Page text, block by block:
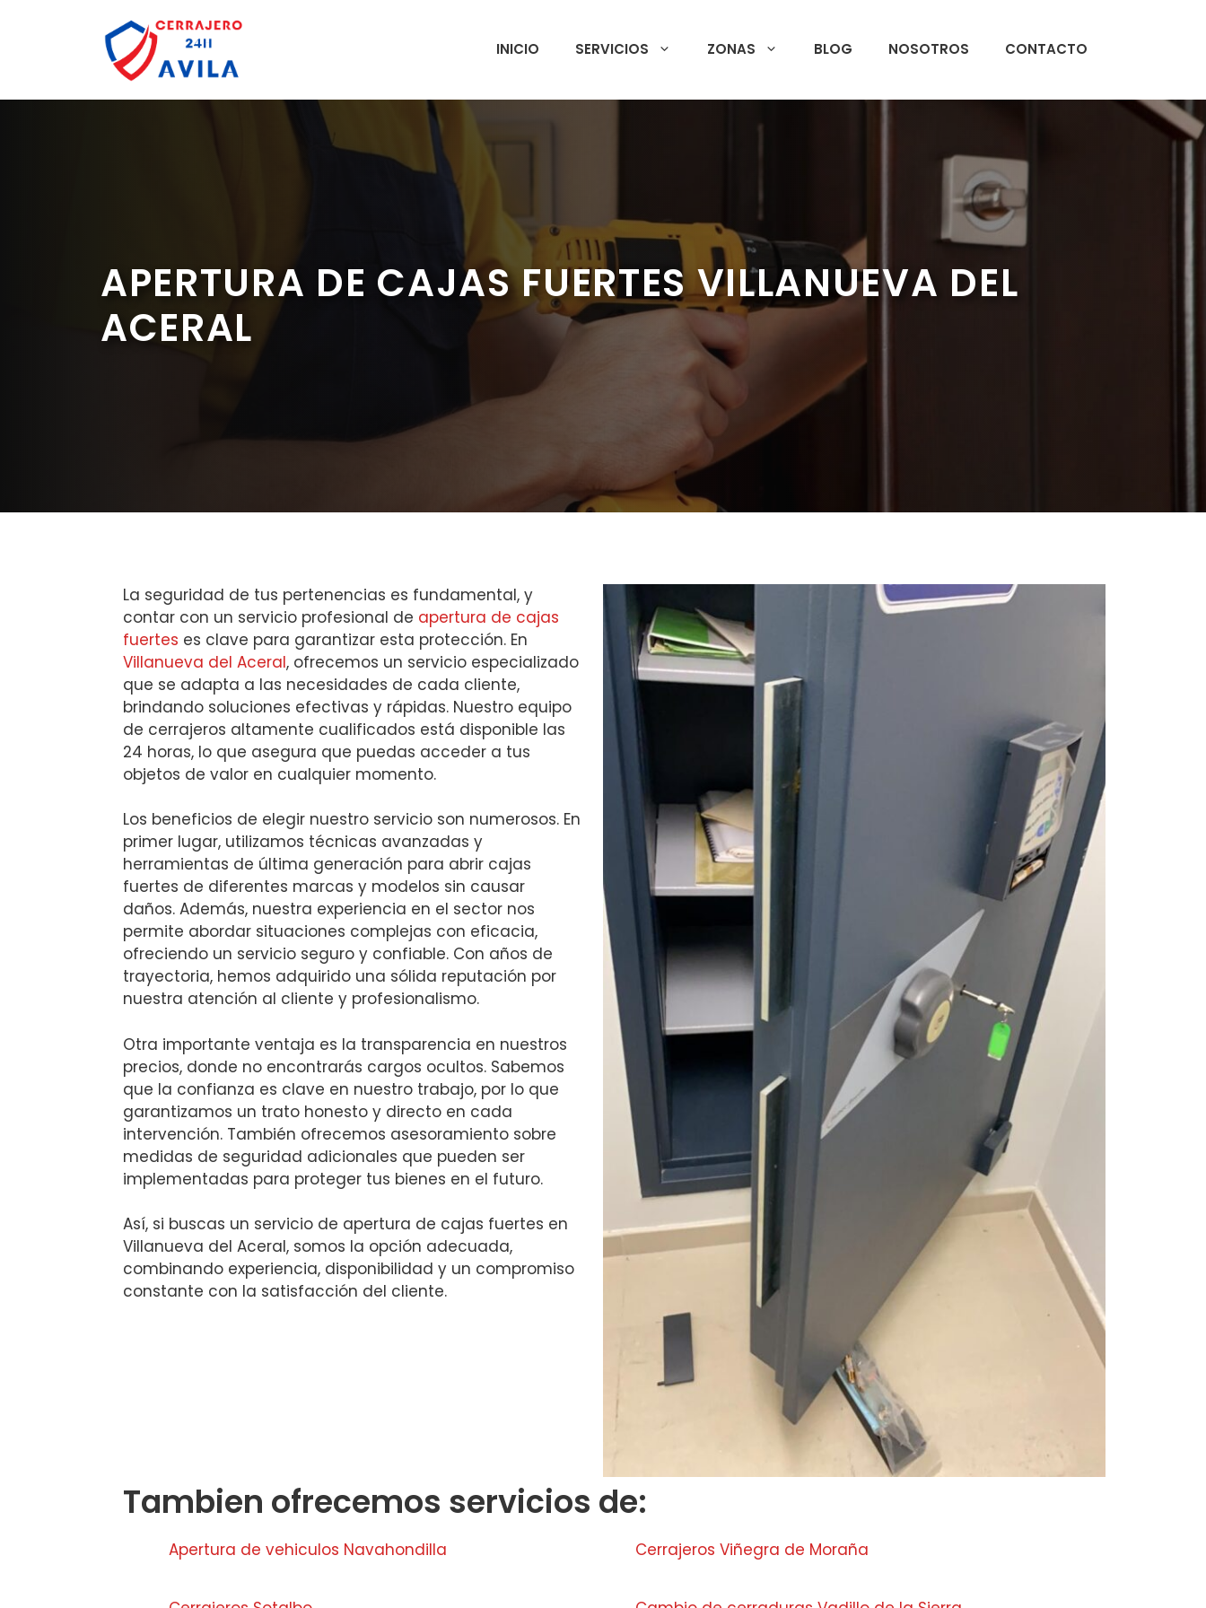
INICIO SERVICIOS ZONAS BLOG NOSOTROS CONTACTO
APERTURA DE CAJAS FUERTES VILLANUEVA DEL
ACERAL
La seguridad de tus pertenencias es fundamental, y
contar con un servicio profesional de apertura de cajas
fuertes es clave para garantizar esta protección. En
Villanueva del Aceral, ofrecemos un servicio especializado
que se adapta a las necesidades de cada cliente,
brindando soluciones efectivas y rápidas. Nuestro equipo
de cerrajeros altamente cualificados está disponible las
24 horas, lo que asegura que puedas acceder a tus
objetos de valor en cualquier momento.
Los beneficios de elegir nuestro servicio son numerosos. En
primer lugar, utilizamos técnicas avanzadas y
herramientas de última generación para abrir cajas
fuertes de diferentes marcas y modelos sin causar
daños. Además, nuestra experiencia en el sector nos
permite abordar situaciones complejas con eficacia,
ofreciendo un servicio seguro y confiable. Con años de
trayectoria, hemos adquirido una sólida reputación por
nuestra atención al cliente y profesionalismo.
Otra importante ventaja es la transparencia en nuestros
precios, donde no encontrarás cargos ocultos. Sabemos
que la confianza es clave en nuestro trabajo, por lo que
garantizamos un trato honesto y directo en cada
intervención. También ofrecemos asesoramiento sobre
medidas de seguridad adicionales que pueden ser
implementadas para proteger tus bienes en el futuro.
Así, si buscas un servicio de apertura de cajas fuertes en
Villanueva del Aceral, somos la opción adecuada,
combinando experiencia, disponibilidad y un compromiso
constante con la satisfacción del cliente.
Tambien ofrecemos servicios de:
Apertura de vehiculos Navahondilla Cerrajeros Viñegra de Moraña